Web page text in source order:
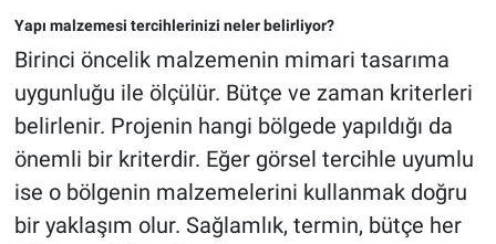
Yapı malzemesi tercihlerinizi neler belirliyor?
Birinci öncelik malzemenin mimari tasarıma
uygunluğu ile ölçülür. Bütçe ve zaman kriterleri
belirlenir. Projenin hangi bölgede yapıldığı da
önemli bir kriterdir. Eğer görsel tercihle uyumlu
ise o bölgenin malzemelerini kullanmak doğru
bir yaklaşım olur. Sağlamlık, termin, bütçe her